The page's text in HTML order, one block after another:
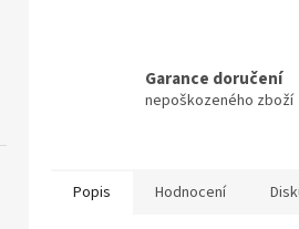
Garance doručení
nepoškozeného zboží
Popis Hodnocení